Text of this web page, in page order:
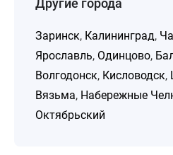
Другие города
Заринск, Калининград,
Ярославль, Одинцово,
Волгодонск, Кисловодск,
Вязьма, Набережные
Октябрьский